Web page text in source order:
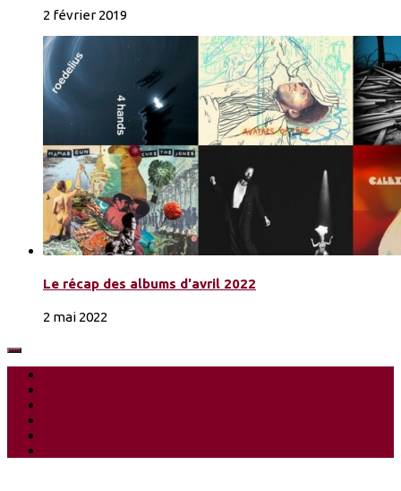
2 février 2019
Le récap des albums d'avril 2022
2 mai 2022